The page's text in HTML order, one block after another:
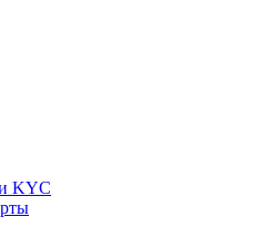
KYC